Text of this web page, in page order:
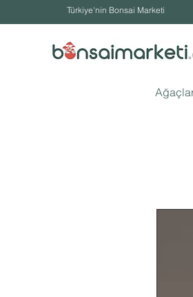
Türkiye'nin Bonsai Marketi